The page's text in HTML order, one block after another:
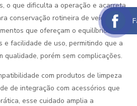
o que dificulta a operação e acarreta
conservação rotineira de veículos, o
que ofereçam o equilíbrio entre
e facilidade de uso, permitindo que a
qualidade, porém sem complicações.
com produtos de limpeza
de integração com acessórios que
esse cuidado amplia a